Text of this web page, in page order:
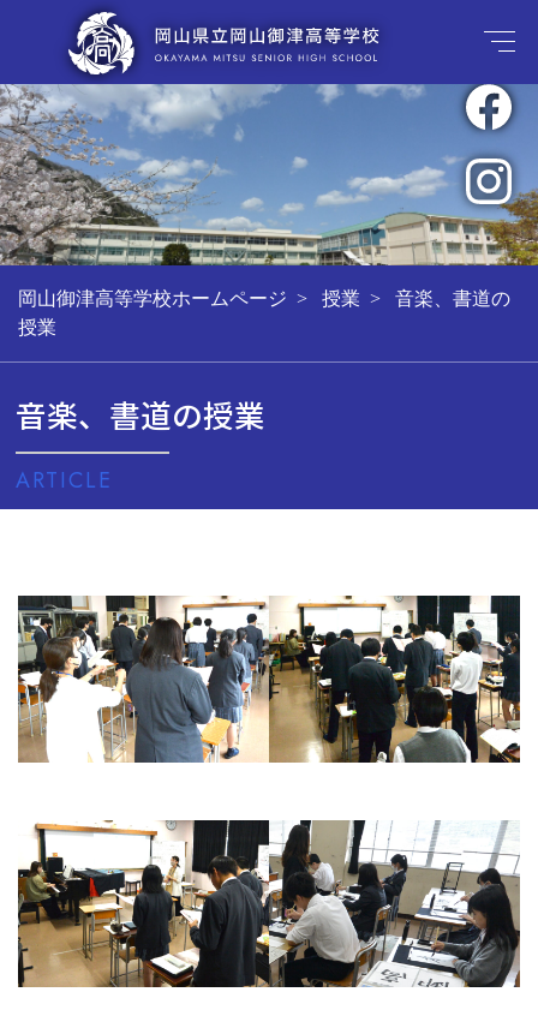
岡山御津高等学校ホームページ 授業
音楽、書道の
授業
音楽、書道の授業
ARTICLE